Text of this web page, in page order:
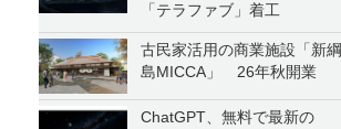
「テラファブ」着工
古民家活用の商業施設「新綱
島MICCA」 26年秋開業
ChatGPT、無料で最新の